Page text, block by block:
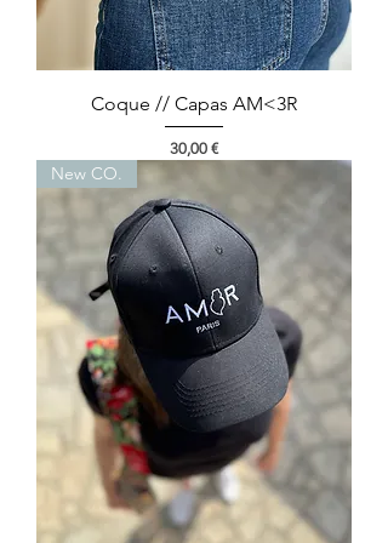
Coque // Capas AM<3R
Prix
30,00 €
New CO.